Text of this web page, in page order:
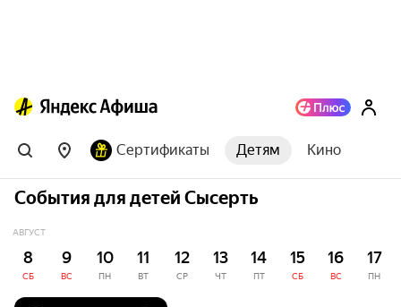
Сертификаты Детям Кино
События для детей Сысерть
АВГУСТ
8
СБ
9
ВС
10
ПН
11
ВТ
12
СР
13
ЧТ
14
ПТ
15
СБ
16
ВС
17
ПН